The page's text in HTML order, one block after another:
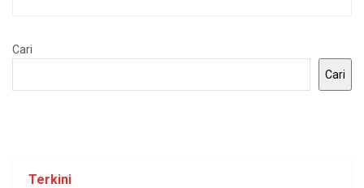
Cari
Cari
Terkini